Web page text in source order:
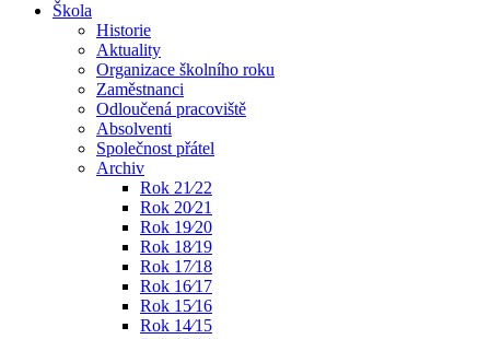
Škola
Historie
Aktuality
Organizace školního roku
Zaměstnanci
Odloučená pracoviště
Absolventi
Společnost přátel
Archiv
Rok 21⁄22
Rok 20⁄21
Rok 19⁄20
Rok 18⁄19
Rok 17⁄18
Rok 16⁄17
Rok 15⁄16
Rok 14⁄15